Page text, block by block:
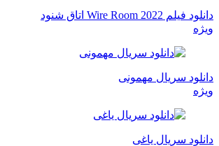
دانلود فیلم Wire Room 2022 اتاق شنود
ویژه
دانلود سریال مهمونی
ویژه
دانلود سریال یاغی